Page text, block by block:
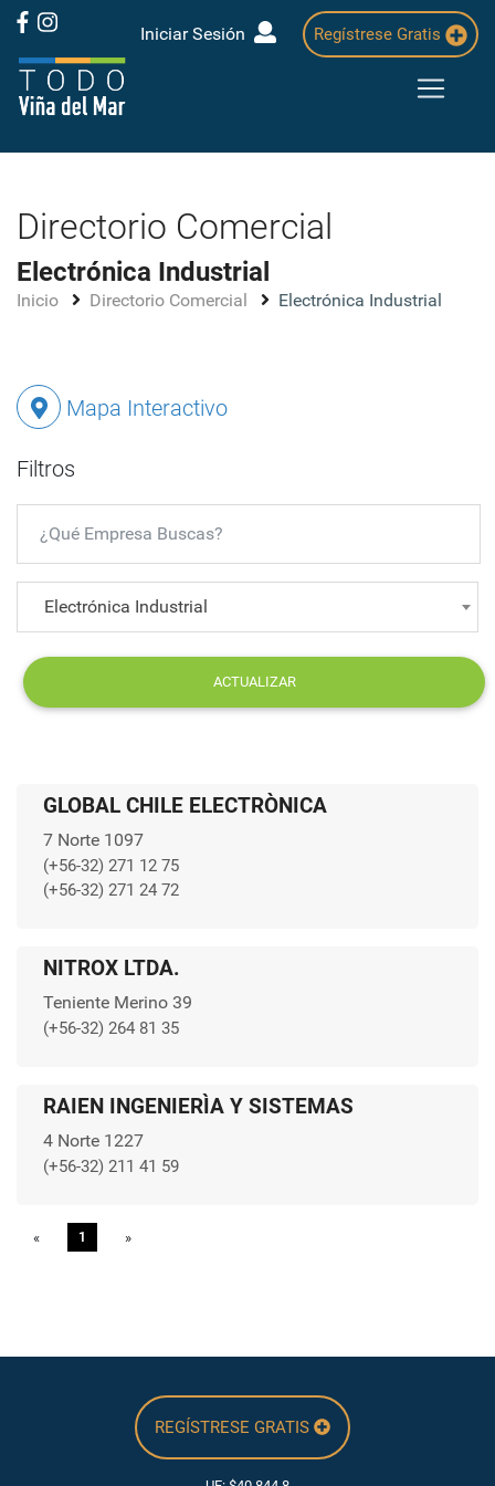
Iniciar Sesión Regístrese Gratis
Directorio Comercial
Electrónica Industrial
Inicio Directorio Comercial Electrónica Industrial
Mapa Interactivo
Filtros
Electrónica Industrial
ACTUALIZAR
GLOBAL CHILE ELECTRÒNICA
7 Norte 1097
(+56-32) 271 12 75
(+56-32) 271 24 72
NITROX LTDA.
Teniente Merino 39
(+56-32) 264 81 35
RAIEN INGENIERÌA Y SISTEMAS
4 Norte 1227
(+56-32) 211 41 59
« Previous
1 »
REGÍSTRESE GRATIS